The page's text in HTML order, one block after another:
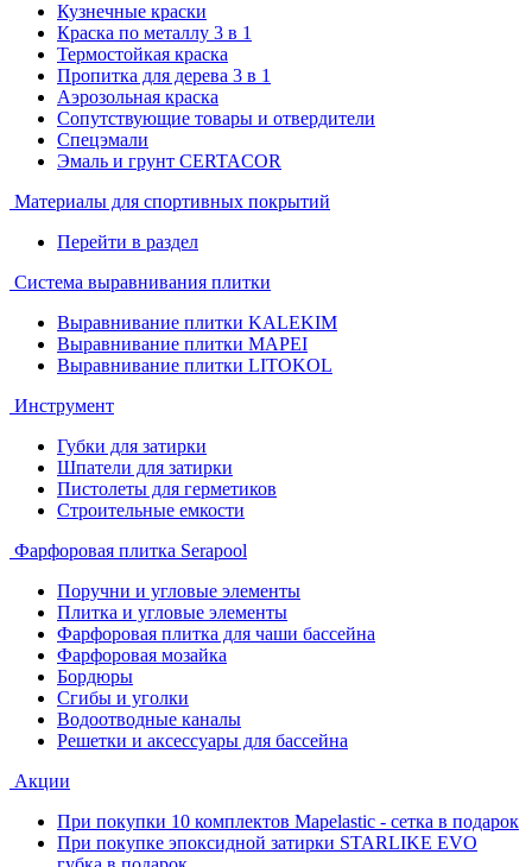
Кузнечные краски
Краска по металлу 3 в 1
Термостойкая краска
Пропитка для дерева 3 в 1
Аэрозольная краска
Сопутствующие товары и отвердители
Спецэмали
Эмаль и грунт CERTACOR
Материалы для спортивных покрытий
Перейти в раздел
Система выравнивания плитки
Выравнивание плитки KALEKIM
Выравнивание плитки MAPEI
Выравнивание плитки LITOKOL
Инструмент
Губки для затирки
Шпатели для затирки
Пистолеты для герметиков
Строительные емкости
Фарфоровая плитка Serapool
Поручни и угловые элементы
Плитка и угловые элементы
Фарфоровая плитка для чаши бассейна
Фарфоровая мозайка
Бордюры
Сгибы и уголки
Водоотводные каналы
Решетки и аксессуары для бассейна
Акции
При покупки 10 комплектов Mapelastic - сетка в подарок
При покупке эпоксидной затирки STARLIKE EVO